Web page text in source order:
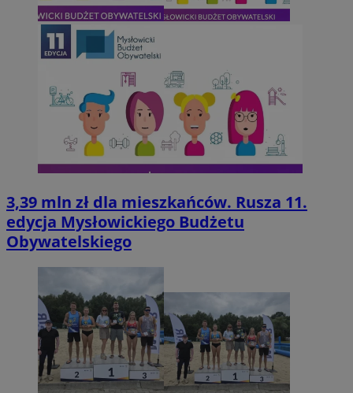
3,39 mln zł dla mieszkańców. Rusza 11.
edycja Mysłowickiego Budżetu
Obywatelskiego